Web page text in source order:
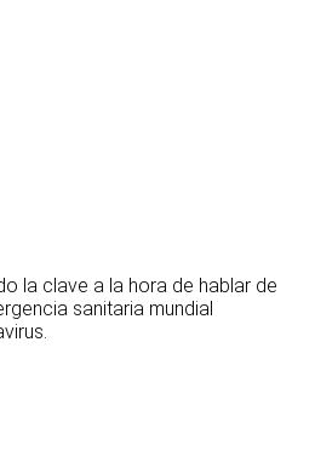
la clave a la hora de hablar de
sanitaria mundial